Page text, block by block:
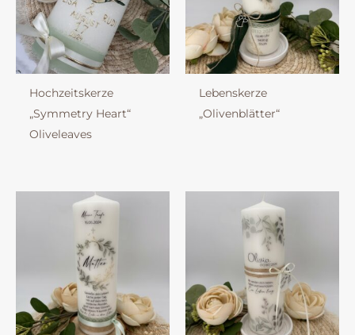
Hochzeitskerze
„Symmetry Heart“
Oliveleaves
Lebenskerze
„Olivenblätter“